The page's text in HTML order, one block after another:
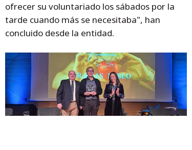
ofrecer su voluntariado los sábados por la
tarde cuando más se necesitaba", han
concluido desde la entidad.